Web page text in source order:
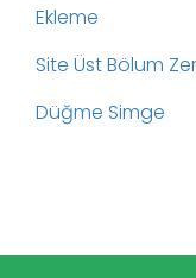
Ekleme
Site Üst Bölum
Düğme Simge